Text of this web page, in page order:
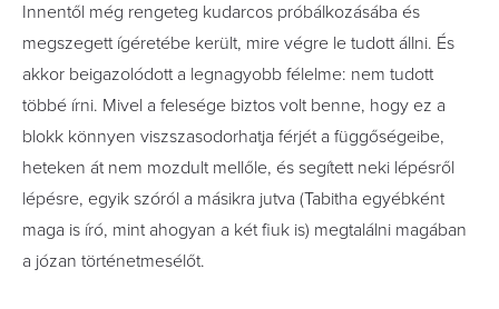
Innentől még rengeteg kudarcos próbálkozásába és
megszegett ígéretébe került, mire végre le tudott állni. És
akkor beigazolódott a legnagyobb félelme: nem tudott
többé írni. Mivel a felesége biztos volt benne, hogy ez a
blokk könnyen viszszasodorhatja férjét a függőségeibe,
heteken át nem mozdult mellőle, és segített neki lépésről
lépésre, egyik szóról a másikra jutva (Tabitha egyébként
maga is író, mint ahogyan a két fiuk is) megtalálni magában
a józan történetmesélőt.